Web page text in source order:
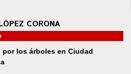
CORONA
por los árboles en Ciudad